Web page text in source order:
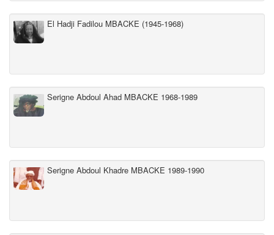
El Hadji Fadilou MBACKE (1945-1968)
Serigne Abdoul Ahad MBACKE 1968-1989
Serigne Abdoul Khadre MBACKE 1989-1990